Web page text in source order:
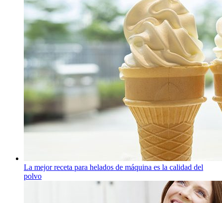
La mejor receta para helados de máquina es la calidad del
polvo